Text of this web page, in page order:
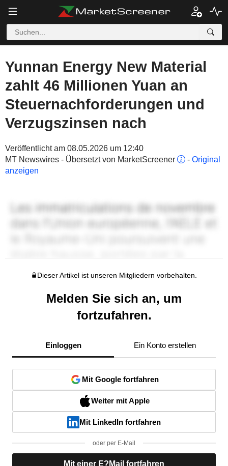
Yunnan Energy New Material
zahlt 46 Millionen Yuan an
Steuernachforderungen und
Verzugszinsen nach
Veröffentlicht am 08.05.2026 um 12:40
MT Newswires - Übersetzt von MarketScreener
- Original
anzeigen
Dieser Artikel ist unseren Mitgliedern vorbehalten.
Melden Sie sich an, um
fortzufahren.
Einloggen Ein Konto erstellen
Mit Google fortfahren
Weiter mit Apple
Mit LinkedIn fortfahren
oder per E-Mail
Mit einer E?Mail fortfahren